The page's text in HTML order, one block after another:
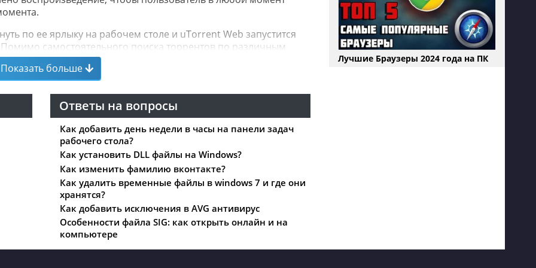
по ее ярлыку на рабочем столе и uTorrent Web запустится
самостоятельного поиска торрентов по различным
через систему Google, которая найдет любой
трекерах.
приложение дает возможность управлять загрузками.
или отменять. Также доступна сортировка загрузок
Помимо этого, настройки программы позволяют
ограничения на скорость загрузки/отдачи, выбирать
uTorrentв автозапуск Windows и многое другое.
больше
Ответы на вопросы
Как добавить день недели в часы на панели задач
рабочего стола?
Как установить DLL файлы на Windows?
Как изменить фамилию вконтакте?
Как удалить временные файлы в windows 7 и где они
хранятся?
Как добавить исключения в AVG антивирус
Особенности файла SIG: как открыть онлайн и на
компьютере
Лучшие Браузеры 2024 года на ПК